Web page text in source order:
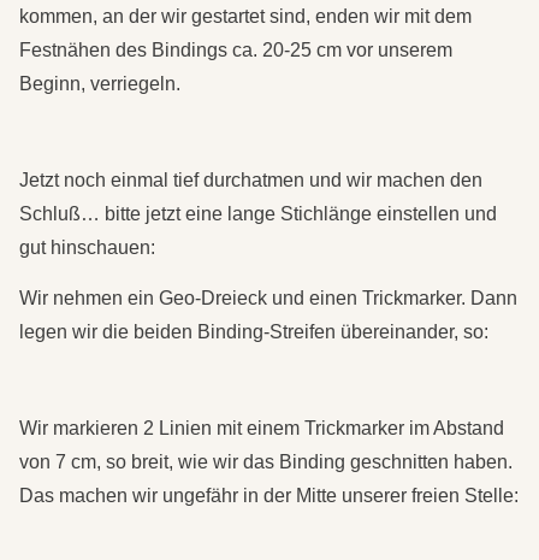
kommen, an der wir gestartet sind, enden wir mit dem
Festnähen des Bindings ca. 20-25 cm vor unserem
Beginn, verriegeln.
Jetzt noch einmal tief durchatmen und wir machen den
Schluß… bitte jetzt eine lange Stichlänge einstellen und
gut hinschauen:
Wir nehmen ein Geo-Dreieck und einen Trickmarker. Dann
legen wir die beiden Binding-Streifen übereinander, so:
Wir markieren 2 Linien mit einem Trickmarker im Abstand
von 7 cm, so breit, wie wir das Binding geschnitten haben.
Das machen wir ungefähr in der Mitte unserer freien Stelle: